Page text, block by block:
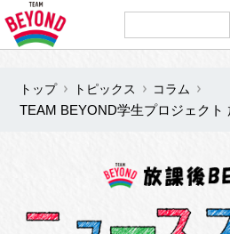
トップ トピックス
コラム
TEAM BEYOND学生プロジェクト